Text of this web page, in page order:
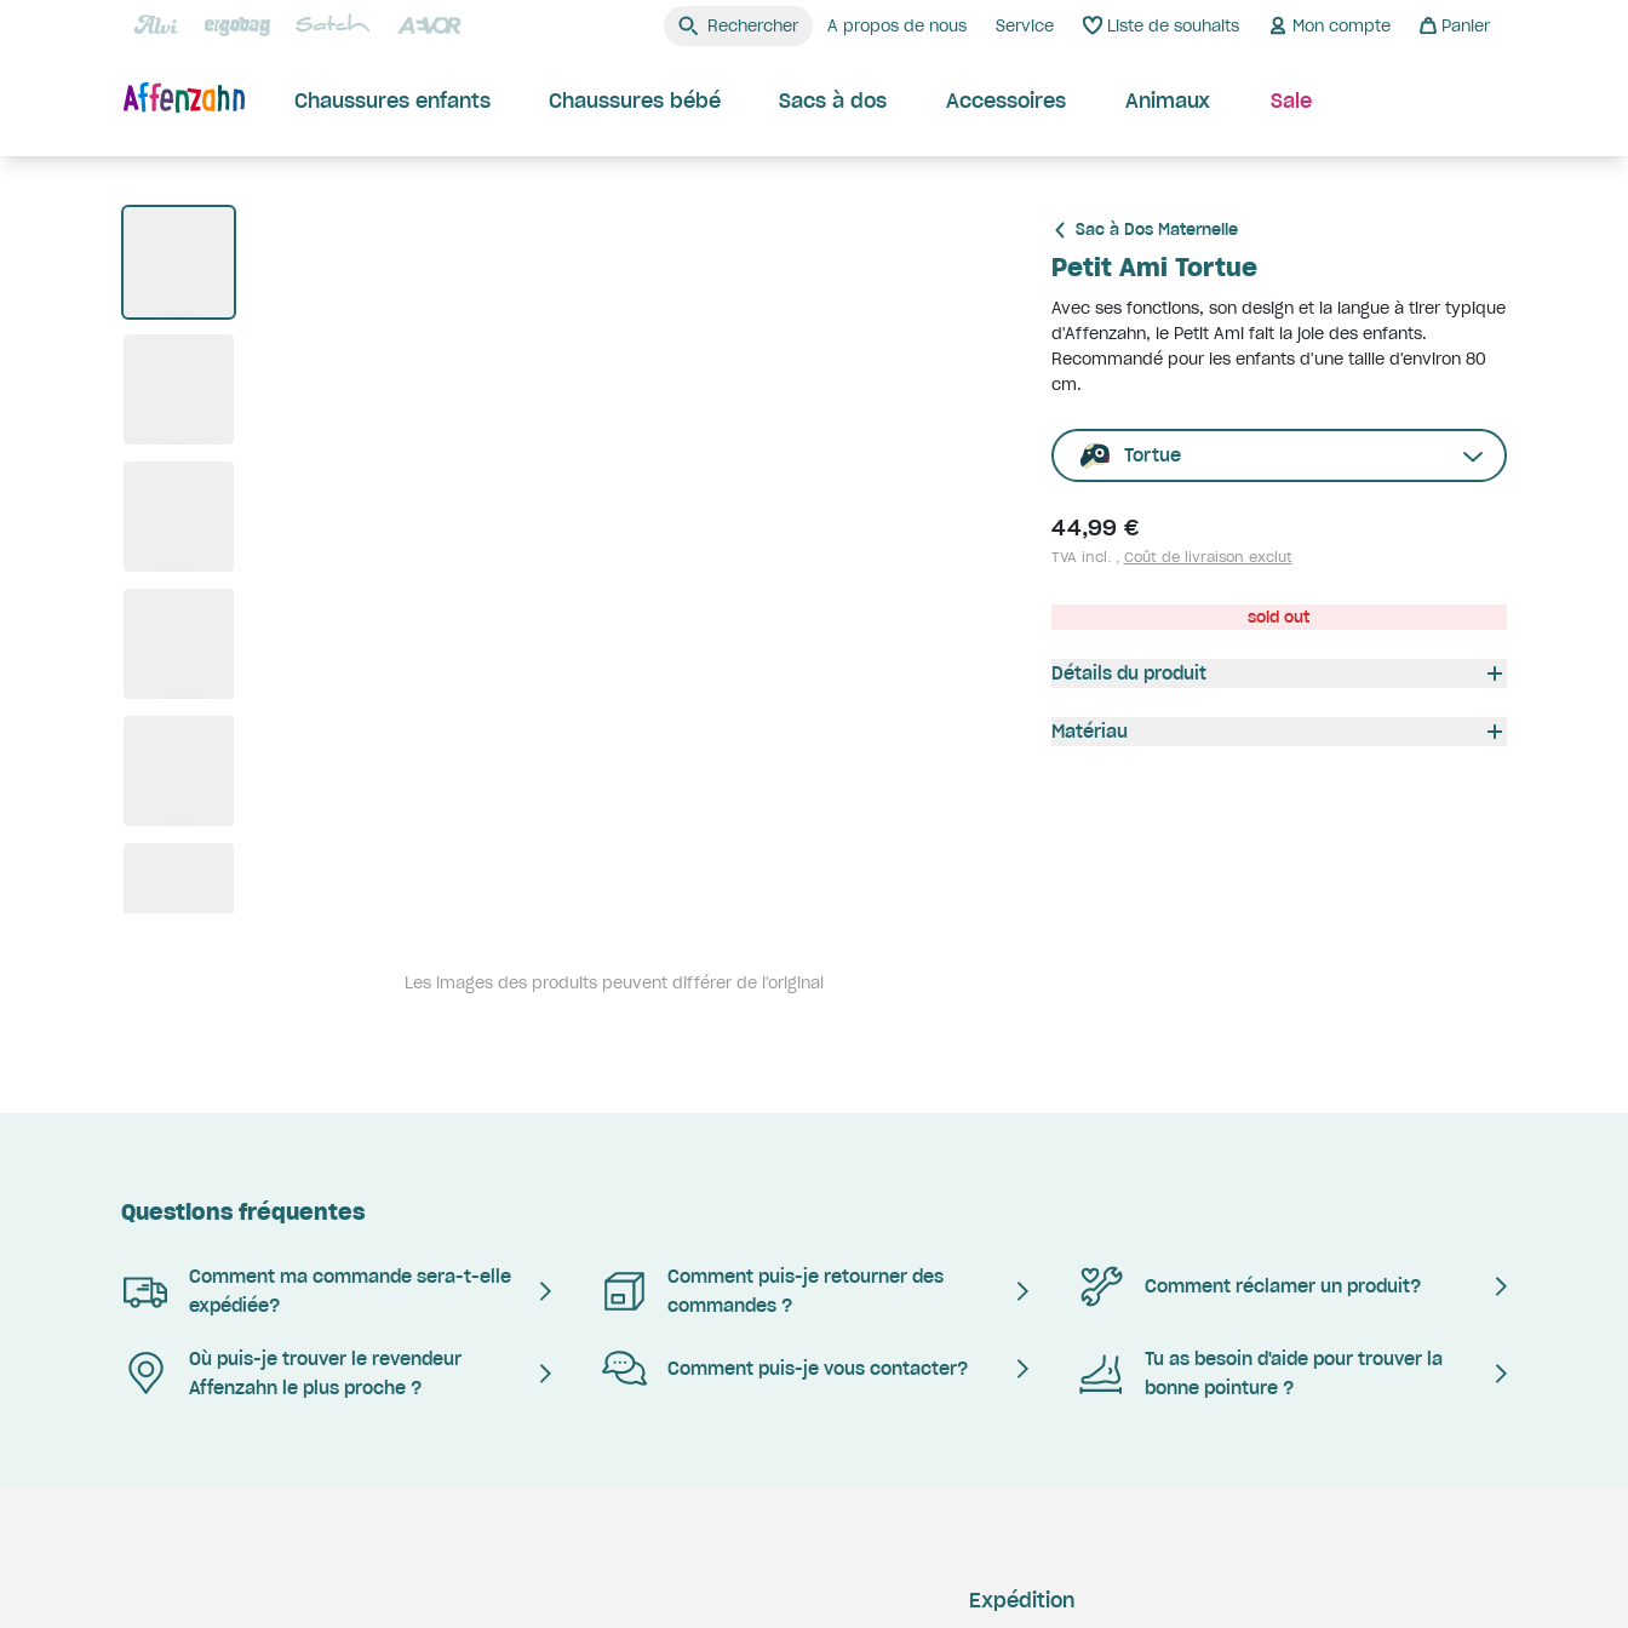
Rechercher A propos de nous Service Liste de souhaits Mon compte Panier
Chaussures enfants Chaussures bébé Sacs à dos Accessoires Animaux Sale
Les images des produits peuvent différer de l'original
Sac à Dos Maternelle
Petit Ami Tortue
Avec ses fonctions, son design et la langue à tirer typique
d'Affenzahn, le Petit Ami fait la joie des enfants.
Recommandé pour les enfants d'une taille d'environ 80
cm.
Tortue
44,99 €
TVA incl. , Coût de livraison exclut
sold out
Détails du produit
Matériau
Questions fréquentes
Comment ma commande sera-t-elle
expédiée?
Comment puis-je retourner des
commandes ?
Comment réclamer un produit?
Où puis-je trouver le revendeur
Affenzahn le plus proche ?
Comment puis-je vous contacter?
Tu as besoin d'aide pour trouver la
bonne pointure ?
Expédition